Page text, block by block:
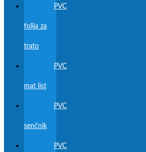
PVC
folija za
trato
PVC
mat list
PVC
senčnik
PVC